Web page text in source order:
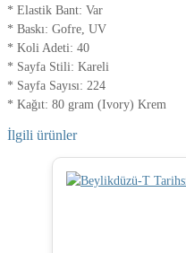
* Elastik Bant: Var
* Baskı: Gofre, UV
* Koli Adeti: 40
* Sayfa Stili: Kareli
* Sayfa Sayısı: 224
* Kağıt: 80 gram (Ivory) Krem
İlgili ürünler